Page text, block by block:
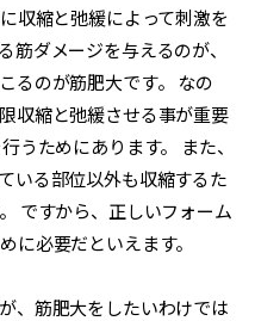
収縮と弛緩によって刺激を
筋ダメージを与えるのが、
るのが筋肥大です。 なの
収縮と弛緩させる事が重要
うためにあります。 また、
いる部位以外も収縮するた
ですから、正しいフォーム
に必要だといえます。
、筋肥大をしたいわけでは